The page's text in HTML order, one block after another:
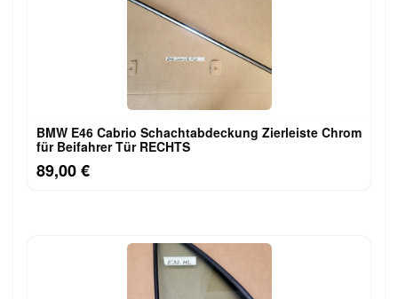
BMW E46 Cabrio Schachtabdeckung Zierleiste Chrom
für Beifahrer Tür RECHTS
89,00 €